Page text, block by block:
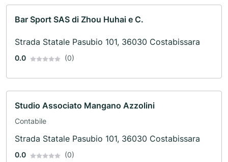
Bar Sport SAS di Zhou Huhai e C.
Strada Statale Pasubio 101, 36030 Costabissara
0.0 (0)
Studio Associato Mangano Azzolini
Contabile
Strada Statale Pasubio 101, 36030 Costabissara
0.0 (0)